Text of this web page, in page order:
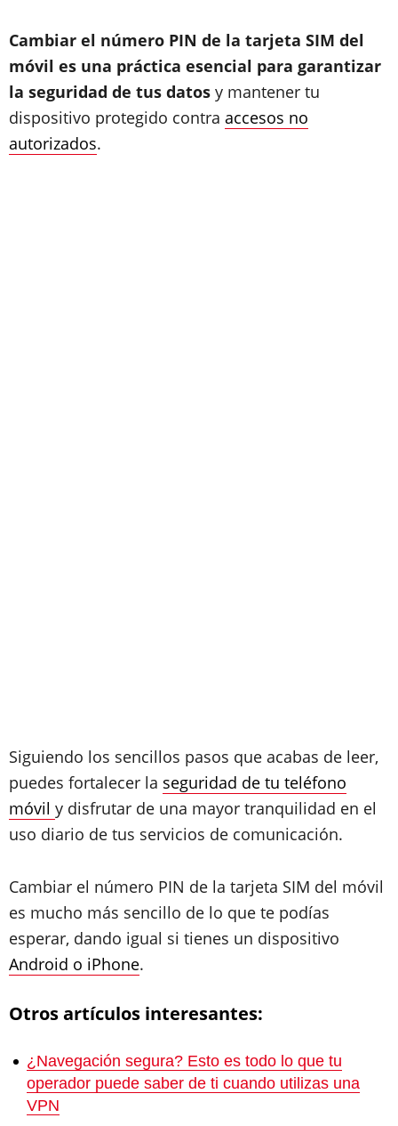
Cambiar el número PIN de la tarjeta SIM del
móvil es una práctica esencial para garantizar
la seguridad de tus datos y mantener tu
dispositivo protegido contra accesos no
autorizados.
Siguiendo los sencillos pasos que acabas de leer,
puedes fortalecer la seguridad de tu teléfono
móvil y disfrutar de una mayor tranquilidad en el
uso diario de tus servicios de comunicación.
Cambiar el número PIN de la tarjeta SIM del móvil
es mucho más sencillo de lo que te podías
esperar, dando igual si tienes un dispositivo
Android o iPhone.
Otros artículos interesantes:
¿Navegación segura? Esto es todo lo que tu
operador puede saber de ti cuando utilizas una
VPN